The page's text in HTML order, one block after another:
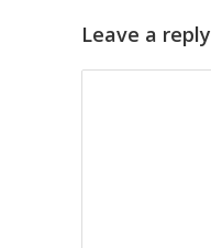
Leave a reply